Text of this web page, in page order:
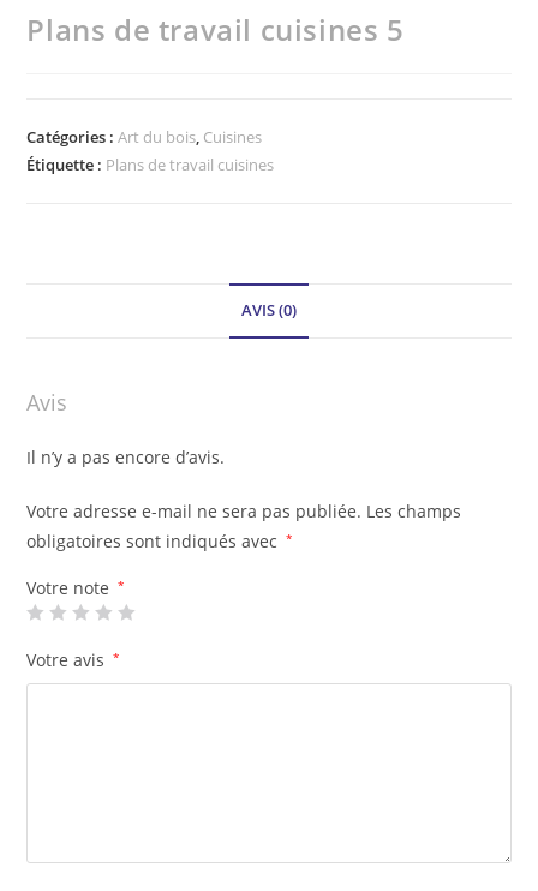
Plans de travail cuisines 5
Catégories :Art du bois, Cuisines
Étiquette : Plans de travail cuisines
AVIS (0)
Avis
Il n’y a pas encore d’avis.
Votre adresse e-mail ne sera pas publiée. Les champs
obligatoires sont indiqués avec
*
Votre note *
Votre avis *